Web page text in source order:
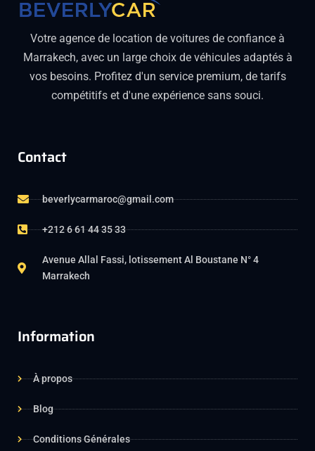
Votre agence de location de voitures de confiance à
Marrakech, avec un large choix de véhicules adaptés à
vos besoins. Profitez d'un service premium, de tarifs
compétitifs et d'une expérience sans souci.
Contact
beverlycarmaroc@gmail.com
+212 6 61 44 35 33
Avenue Allal Fassi, lotissement Al Boustane N° 4
Marrakech
Information
À propos
Blog
Conditions Générales